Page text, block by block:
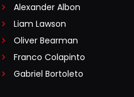
Alexander Albon
Liam Lawson
Oliver Bearman
Franco Colapinto
Gabriel Bortoleto